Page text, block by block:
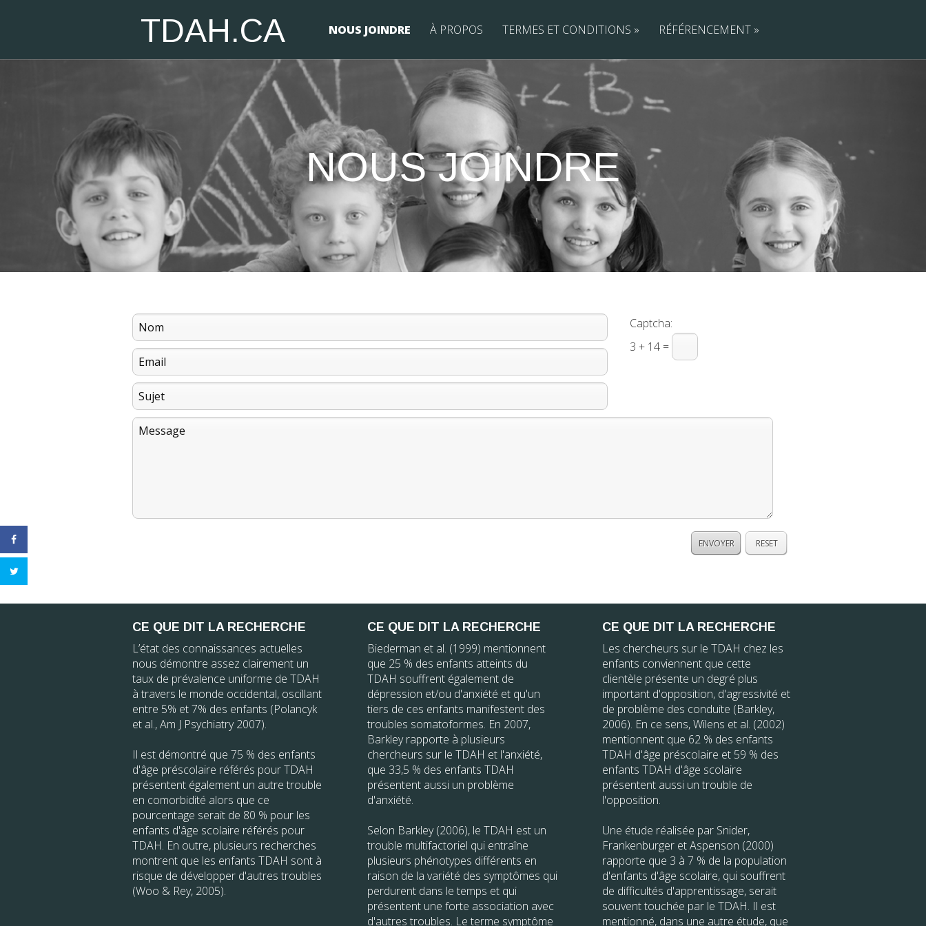
TDAH.CA NOUS JOINDRE À PROPOS TERMES ET CONDITIONS » RÉFÉRENCEMENT»
NOUS JOINDRE
Captcha:
3 + 14 =
CE QUE DIT LA RECHERCHE
L’état des connaissances actuelles
nous démontre assez clairement un
taux de prévalence uniforme de TDAH
à travers le monde occidental, oscillant
entre 5% et 7% des enfants (Polancyk
et al., Am J Psychiatry 2007).
Il est démontré que 75 % des enfants
d'âge préscolaire référés pour TDAH
présentent également un autre trouble
en comorbidité alors que ce
pourcentage serait de 80 % pour les
enfants d'âge scolaire référés pour
TDAH. En outre, plusieurs recherches
montrent que les enfants TDAH sont à
risque de développer d'autres troubles
(Woo & Rey, 2005).
CE QUE DIT LA RECHERCHE
Biederman et al. (1999) mentionnent
que 25 % des enfants atteints du
TDAH souffrent également de
dépression et/ou d'anxiété et qu'un
tiers de ces enfants manifestent des
troubles somatoformes. En 2007,
Barkley rapporte à plusieurs
chercheurs sur le TDAH et l'anxiété,
que 33,5 % des enfants TDAH
présentent aussi un problème
d'anxiété.
Selon Barkley (2006), le TDAH est un
trouble multifactoriel qui entraîne
plusieurs phénotypes différents en
raison de la variété des symptômes qui
perdurent dans le temps et qui
présentent une forte association avec
d'autres troubles. Le terme symptôme
CE QUE DIT LA RECHERCHE
Les chercheurs sur le TDAH chez les
enfants conviennent que cette
clientèle présente un degré plus
important d'opposition, d'agressivité et
de problème des conduite (Barkley,
2006). En ce sens, Wilens et al. (2002)
mentionnent que 62 % des enfants
TDAH d'âge préscolaire et 59 % des
enfants TDAH d'âge scolaire
présentent aussi un trouble de
l'opposition.
Une étude réalisée par Snider,
Frankenburger et Aspenson (2000)
rapporte que 3 à 7 % de la population
d'enfants d'âge scolaire, qui souffrent
de difficultés d'apprentissage, serait
souvent touchée par le TDAH. Il est
mentionné, dans une autre étude, que